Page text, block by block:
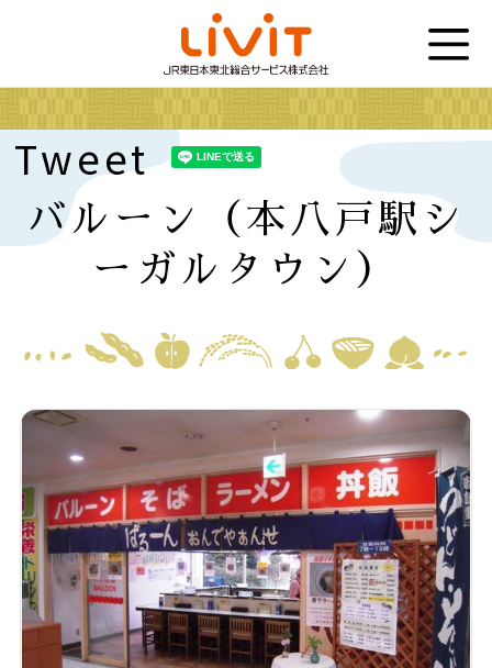
Tweet
バルーン（本八戸駅シ
ーガルタウン）